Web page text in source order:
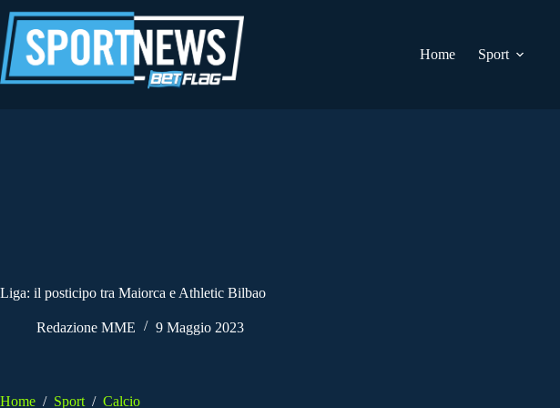
al
contenuto
Home
Sport
Liga: il posticipo tra Maiorca e Athletic Bilbao
Redazione MME 9 Maggio 2023
Home / Sport / Calcio